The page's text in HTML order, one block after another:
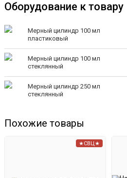
Оборудование к товару
Мерный цилиндр 100 мл
пластиковый
Мерный цилиндр 100 мл
стеклянный
Мерный цилиндр 250 мл
стеклянный
Похожие товары
★СВЦ★